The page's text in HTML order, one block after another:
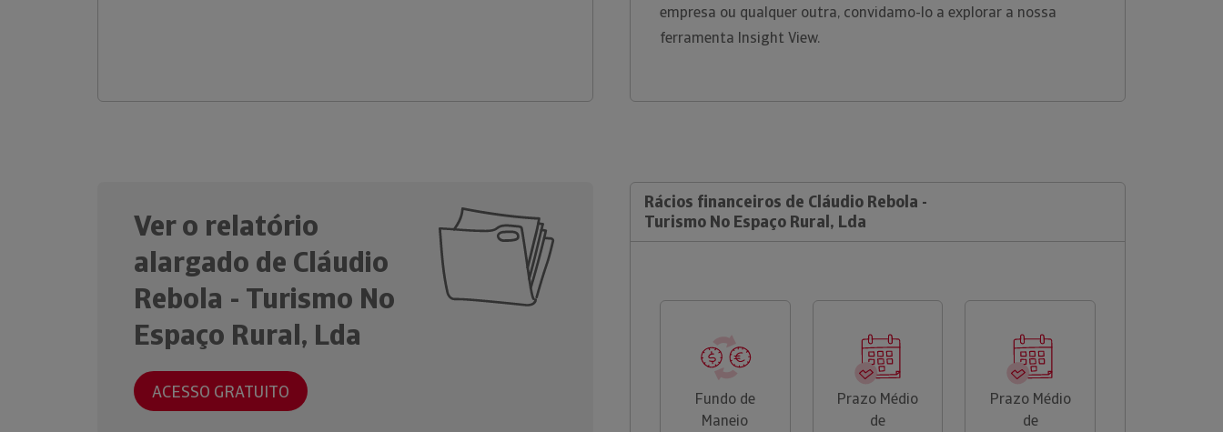
empresa ou qualquer outra, convidamo-lo a explorar a nossa
ferramenta Insight View.
Ver o relatório
alargado de Cláudio
Rebola - Turismo No
Espaço Rural, Lda
ACESSO GRATUITO
Rácios financeiros de Cláudio Rebola -
Turismo No Espaço Rural, Lda
Fundo de
Maneio
Prazo Médio
de
Prazo Médio
de